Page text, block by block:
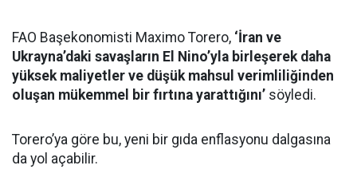
FAO Başekonomisti Maximo Torero, ‘İran ve
Ukrayna’daki savaşların El Nino’yla birleşerek daha
yüksek maliyetler ve düşük mahsul verimliliğinden
oluşan mükemmel bir fırtına yarattığını’ söyledi.
Torero’ya göre bu, yeni bir gıda enflasyonu dalgasına
da yol açabilir.